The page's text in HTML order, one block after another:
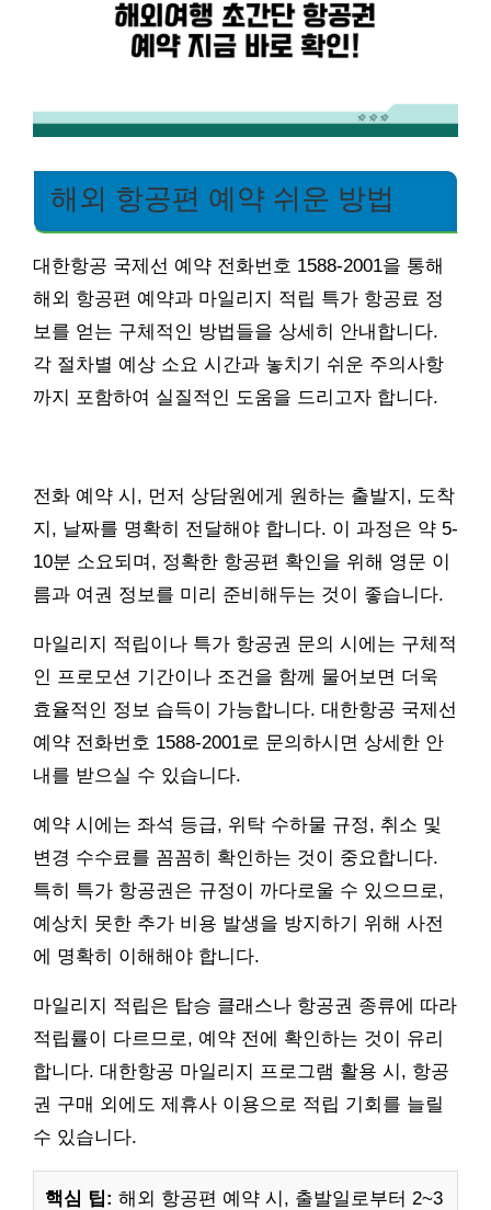
해외 항공편 예약 쉬운 방법
대한항공 국제선 예약 전화번호 1588-2001을 통해
해외 항공편 예약과 마일리지 적립 특가 항공료 정
보를 얻는 구체적인 방법들을 상세히 안내합니다.
각 절차별 예상 소요 시간과 놓치기 쉬운 주의사항
까지 포함하여 실질적인 도움을 드리고자 합니다.
전화 예약 시, 먼저 상담원에게 원하는 출발지, 도착
지, 날짜를 명확히 전달해야 합니다. 이 과정은 약 5-
10분 소요되며, 정확한 항공편 확인을 위해 영문 이
름과 여권 정보를 미리 준비해두는 것이 좋습니다.
마일리지 적립이나 특가 항공권 문의 시에는 구체적
인 프로모션 기간이나 조건을 함께 물어보면 더욱
효율적인 정보 습득이 가능합니다. 대한항공 국제선
예약 전화번호 1588-2001로 문의하시면 상세한 안
내를 받으실 수 있습니다.
예약 시에는 좌석 등급, 위탁 수하물 규정, 취소 및
변경 수수료를 꼼꼼히 확인하는 것이 중요합니다.
특히 특가 항공권은 규정이 까다로울 수 있으므로,
예상치 못한 추가 비용 발생을 방지하기 위해 사전
에 명확히 이해해야 합니다.
마일리지 적립은 탑승 클래스나 항공권 종류에 따라
적립률이 다르므로, 예약 전에 확인하는 것이 유리
합니다. 대한항공 마일리지 프로그램 활용 시, 항공
권 구매 외에도 제휴사 이용으로 적립 기회를 늘릴
수 있습니다.
핵심 팁: 해외 항공편 예약 시, 출발일로부터 2~3